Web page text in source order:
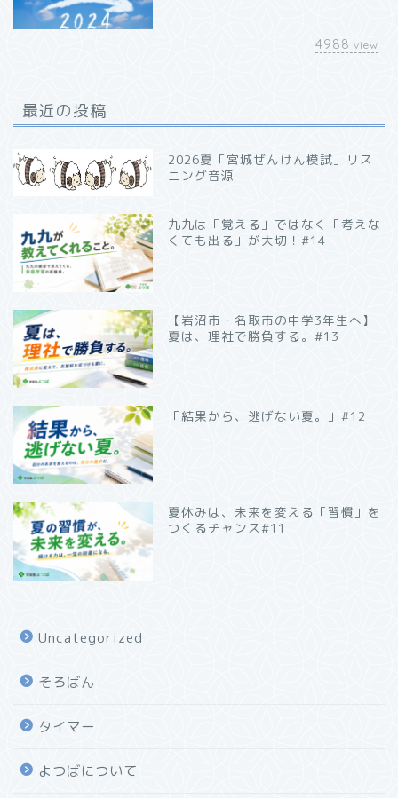
4988 view
最近の投稿
2026夏「宮城ぜんけん模試」リス
ニング音源
九九は「覚える」ではなく「考えな
くても出る」が大切！#14
【岩沼市・名取市の中学3年生へ】
夏は、理社で勝負する。#13
「結果から、逃げない夏。」#12
夏休みは、未来を変える「習慣」を
つくるチャンス#11
Uncategorized
そろばん
タイマー
よつばについて